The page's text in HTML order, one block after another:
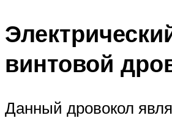
винтовой
Данный дровокол